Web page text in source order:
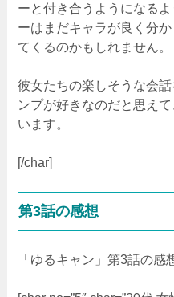
ーと付き合うようになる
ーはまだキャラが良く分
てくるのかもしれません。
彼女たちの楽しそうな会
ンプが好きなのだと思え
います。
[/char]
第3話の感想
「ゆるキャン」第3話の感